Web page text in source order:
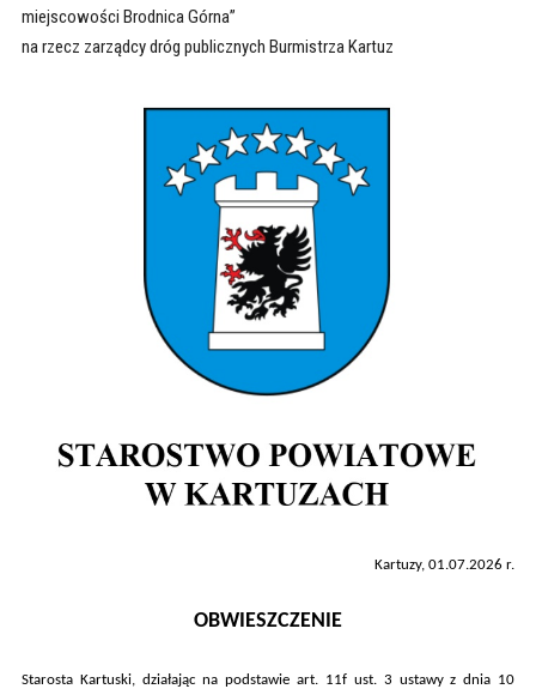
miejscowości Brodnica Górna”
na rzecz zarządcy dróg publicznych Burmistrza Kartuz
Kartuzy,01.07.2026 r.
OBWIESZCZENIE
Starosta Kartuski, działając na podstawie art. 11f ust. 3 ustawy z dnia 10